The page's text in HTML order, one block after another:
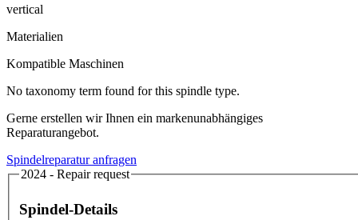
vertical
Materialien
Kompatible Maschinen
No taxonomy term found for this spindle type.
Gerne erstellen wir Ihnen ein markenunabhängiges
Reparaturangebot.
Spindelreparatur anfragen
2024 - Repair request
Spindel-Details